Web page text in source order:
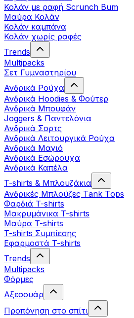
Κολάν με ραφή Scrunch Bum
Μαύρα Κολάν
Κολάν καμπάνα
Κολάν χωρίς ραφές
Trends
Multipacks
Σετ Γυμναστηρίου
Ανδρικά Ρούχα
Ανδρικά Hoodies & Φούτερ
Ανδρικά Μπουφάν
Joggers & Παντελόνια
Ανδρικά Σορτς
Ανδρικά Λειτουργικά Ρούχα
Ανδρικά Μαγιό
Ανδρικά Εσώρουχα
Ανδρικά Καπέλα
T-shirts & Μπλουζάκια
Ανδρικές Mπλούζες Τank Τops
Φαρδιά T-shirts
Μακρυμάνικα T-shirts
Μαύρα T-shirts
T-shirts Συμπίεσης
Εφαρμοστά T-shirts
Trends
Multipacks
Φόρμες
Αξεσουάρ
Προπόνηση στο σπίτι